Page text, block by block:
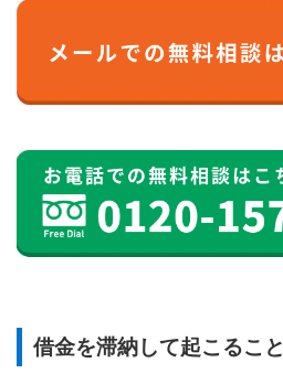
借金を滞納して起こること